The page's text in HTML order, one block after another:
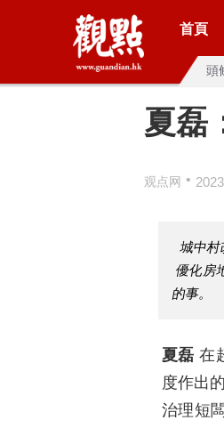
首頁
頭
夏磊
观点网 •
城中村
優化房
的事。
夏磊在
度作出
治理短